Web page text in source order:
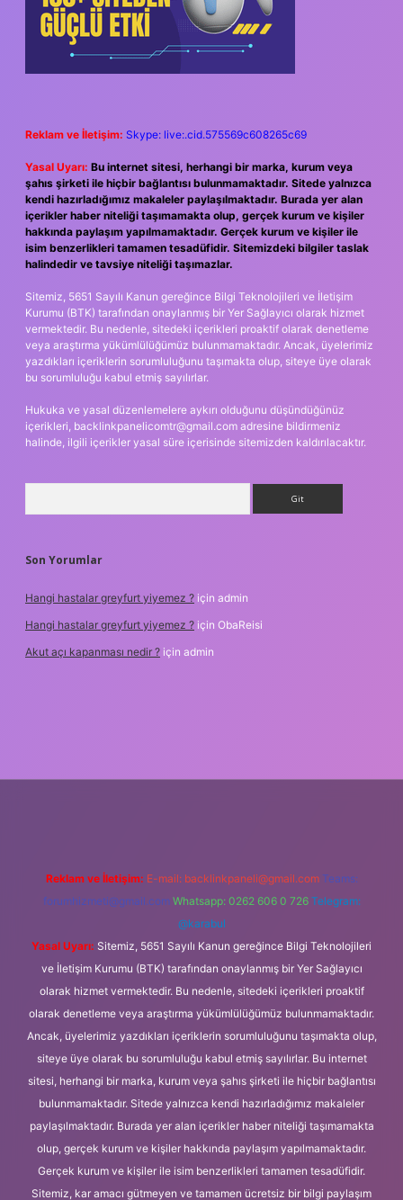
Reklam ve İletişim: Skype: live:.cid.575569c608265c69
Yasal Uyarı: Bu internet sitesi, herhangi bir marka, kurum veya
şahıs şirketi ile hiçbir bağlantısı bulunmamaktadır. Sitede yalnızca
kendi hazırladığımız makaleler paylaşılmaktadır. Burada yer alan
içerikler haber niteliği taşımamakta olup, gerçek kurum ve kişiler
hakkında paylaşım yapılmamaktadır. Gerçek kurum ve kişiler ile
isim benzerlikleri tamamen tesadüfidir. Sitemizdeki bilgiler taslak
halindedir ve tavsiye niteliği taşımazlar.
Sitemiz, 5651 Sayılı Kanun gereğince Bilgi Teknolojileri ve İletişim
Kurumu (BTK) tarafından onaylanmış bir Yer Sağlayıcı olarak hizmet
vermektedir. Bu nedenle, sitedeki içerikleri proaktif olarak denetleme
veya araştırma yükümlülüğümüz bulunmamaktadır. Ancak, üyelerimiz
yazdıkları içeriklerin sorumluluğunu taşımakta olup, siteye üye olarak
bu sorumluluğu kabul etmiş sayılırlar.
Hukuka ve yasal düzenlemelere aykırı olduğunu düşündüğünüz
içerikleri, backlinkpanelicomtr@gmail.com adresine bildirmeniz
halinde, ilgili içerikler yasal süre içerisinde sitemizden kaldırılacaktır.
Son Yorumlar
Hangi hastalar greyfurt yiyemez ? için admin
Hangi hastalar greyfurt yiyemez ? için ObaReisi
Akut açı kapanması nedir ? için admin
Reklam ve İletişim: E-mail: backlinkpaneli@gmail.com Teams:
forumhizmeti@gmail.com Whatsapp: 0262 606 0 726 Telegram:
@karabul
Yasal Uyarı: Sitemiz, 5651 Sayılı Kanun gereğince Bilgi Teknolojileri
ve İletişim Kurumu (BTK) tarafından onaylanmış bir Yer Sağlayıcı
olarak hizmet vermektedir. Bu nedenle, sitedeki içerikleri proaktif
olarak denetleme veya araştırma yükümlülüğümüz bulunmamaktadır.
Ancak, üyelerimiz yazdıkları içeriklerin sorumluluğunu taşımakta olup,
siteye üye olarak bu sorumluluğu kabul etmiş sayılırlar. Bu internet
sitesi, herhangi bir marka, kurum veya şahıs şirketi ile hiçbir bağlantısı
bulunmamaktadır. Sitede yalnızca kendi hazırladığımız makaleler
paylaşılmaktadır. Burada yer alan içerikler haber niteliği taşımamakta
olup, gerçek kurum ve kişiler hakkında paylaşım yapılmamaktadır.
Gerçek kurum ve kişiler ile isim benzerlikleri tamamen tesadüfidir.
Sitemiz, kar amacı gütmeyen ve tamamen ücretsiz bir bilgi paylaşım